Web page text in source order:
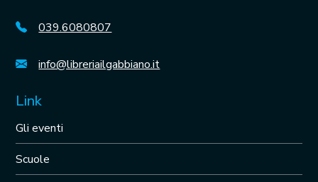
039.6080807
info@libreriailgabbiano.it
Link
Gli eventi
Scuole